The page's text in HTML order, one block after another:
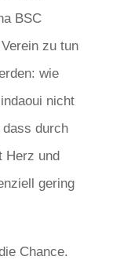
BSC
zu tun
wie
nicht
durch
Herz und
gering
Chance.